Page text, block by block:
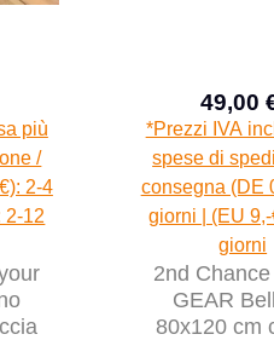
di vendita:
Prezzo normale:
più
/
2-4
2-12
49,00
*Prezzi IVA
spese di
consegna (DE
giorni | (EU
giorni
2nd
GEAR
80x120 cm